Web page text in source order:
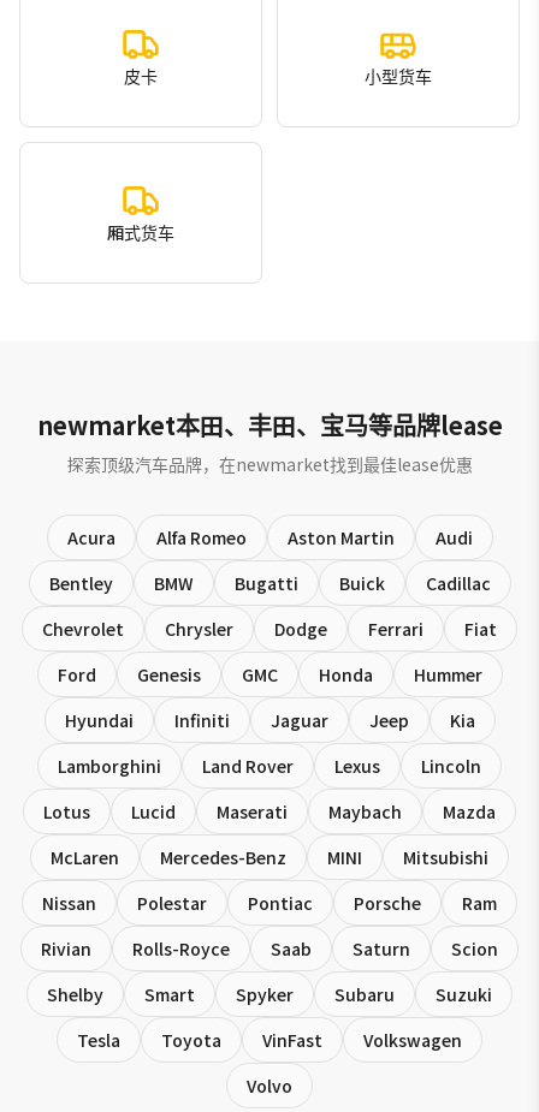
皮卡 小型货车
厢式货车
newmarket本田、丰田、宝马等品牌lease
探索顶级汽车品牌，在newmarket找到最佳lease优惠
Acura Alfa Romeo Aston Martin
Audi
Bentley
BMW Bugatti Buick
Cadillac
Chevrolet
Chrysler Dodge Ferrari
Fiat
Ford
Genesis GMC Honda
Hummer
Hyundai
Infiniti Jaguar Jeep
Kia
Lamborghini
Land Rover Lexus
Lincoln
Lotus
Lucid Maserati Maybach
Mazda
McLaren
Mercedes-Benz MINI
Mitsubishi
Nissan
Polestar Pontiac Porsche
Ram
Rivian
Rolls-Royce Saab Saturn
Scion
Shelby
Smart Spyker Subaru
Suzuki
Tesla
Toyota VinFast
Volkswagen
Volvo